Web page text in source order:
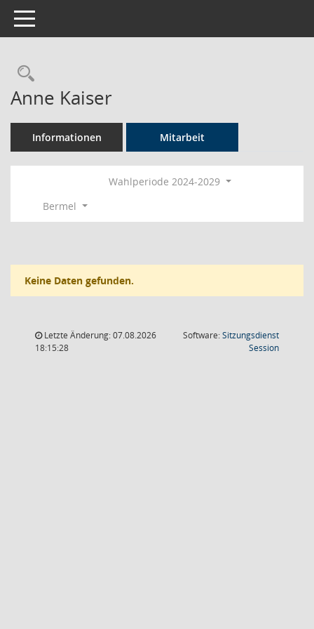
Toggle navigation
Rechercheauswahl
Anne Kaiser
Informationen Mitarbeit
Wahlperiode 2024-2029
Bermel
Keine Daten gefunden.
Letzte Änderung: 07.08.2026
18:15:28
Software:Sitzungsdienst
Session(Wird in